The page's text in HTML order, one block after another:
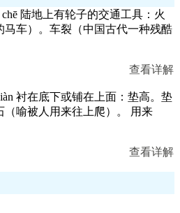
陆地上有轮子的交通工具：火
马车）。车裂（中国古代一种残酷
查看详解
衬在底下或铺在上面：垫高。垫
（喻被人用来往上爬）。 用来
查看详解